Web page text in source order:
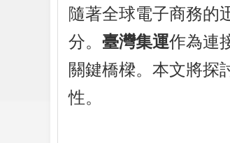
隨著全球電子商務的
分。 臺灣集運作為連
關鍵橋樑。本文將探
性。